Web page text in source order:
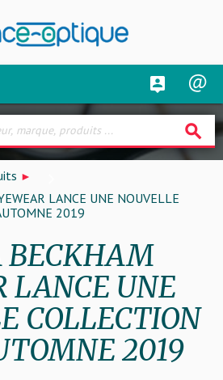
search
LANCE UNE NOUVELLE
2019
BECKHAM
LANCE UNE
COLLECTION
2019